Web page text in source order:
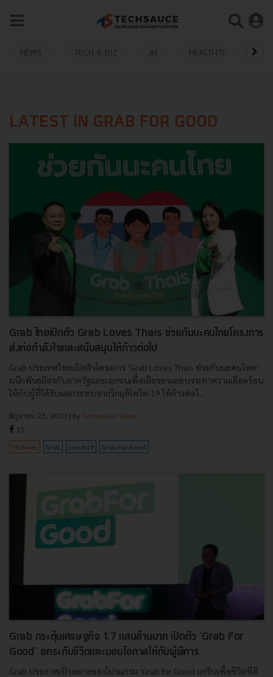
NEWS TECH & BIZ AI HEALTHTECH
LATEST IN GRAB FOR GOOD
Grab ไทยเปิดตัว Grab Loves Thais ช่วยกันนะคนไทยโครงการ
ส่งต่อกำลังใจและสนับสนุนให้ก้าวต่อไป
Grab ประเทศไทยเปิดตัวโครงการ ‘Grab Loves Thais ช่วยกันนะคนไทย’
ผนึกพันธมิตรกับภาครัฐและเอกชนเพื่อเยียวยาและบรรเทาความเดือดร้อน
ให้กับผู้ที่ได้รับผลกระทบจากวิกฤติโควิด-19 ให้ก้าวต่อไ...
มิถุนายน 23, 2020 | By Techsauce Team
15
PR News Grab covid-19 Grab For Good
Grab กระตุ้นเศรษฐกิจ 1.7 แสนล้านบาท เปิดตัว 'Grab For
Good' ยกระดับชีวิตและมอบโอกาสให้กับผู้พิการ
Grab ประกาศเป้าหมายของโปรแกรม ‘Grab for Good แกร็บเพื่อชีวิตที่ดี